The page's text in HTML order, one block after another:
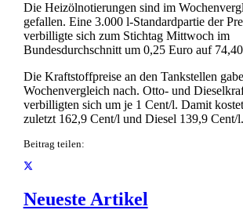
Die Heizölnotierungen sind im
gefallen. Eine 3.000 l-Standardpartie der
verbilligte sich zum Stichtag Mittwoch im
Bundesdurchschnitt um 0,25 Euro auf
Die Kraftstoffpreise an den Tankstellen
Wochenvergleich nach. Otto- und
verbilligten sich um je 1 Cent/l. Damit
zuletzt 162,9 Cent/l und Diesel 139,9 Cent/l.
Beitrag teilen:
Neueste Artikel